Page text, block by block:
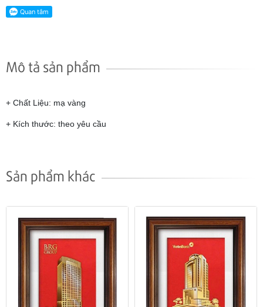
Mô tả sản phẩm
+ Chất Liệu: mạ vàng
+ Kích thước: theo yêu cầu
Sản phẩm khác